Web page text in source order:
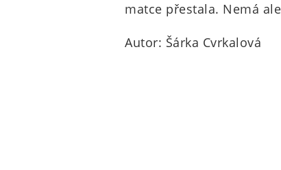
matce přestala. Nemá
Autor: Šárka Cvrkalová